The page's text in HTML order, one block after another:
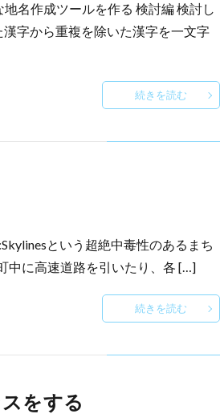
名作成ツールを作る 検討編 検討し
字から重複を除いた漢字を一文字
続きを読む
という超絶中毒性のあるまち
中に高速道路を引いたり、各 […]
続きを読む
をする